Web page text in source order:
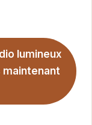
lumineux
maintenant